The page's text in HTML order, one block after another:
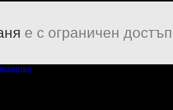
е с ограничен